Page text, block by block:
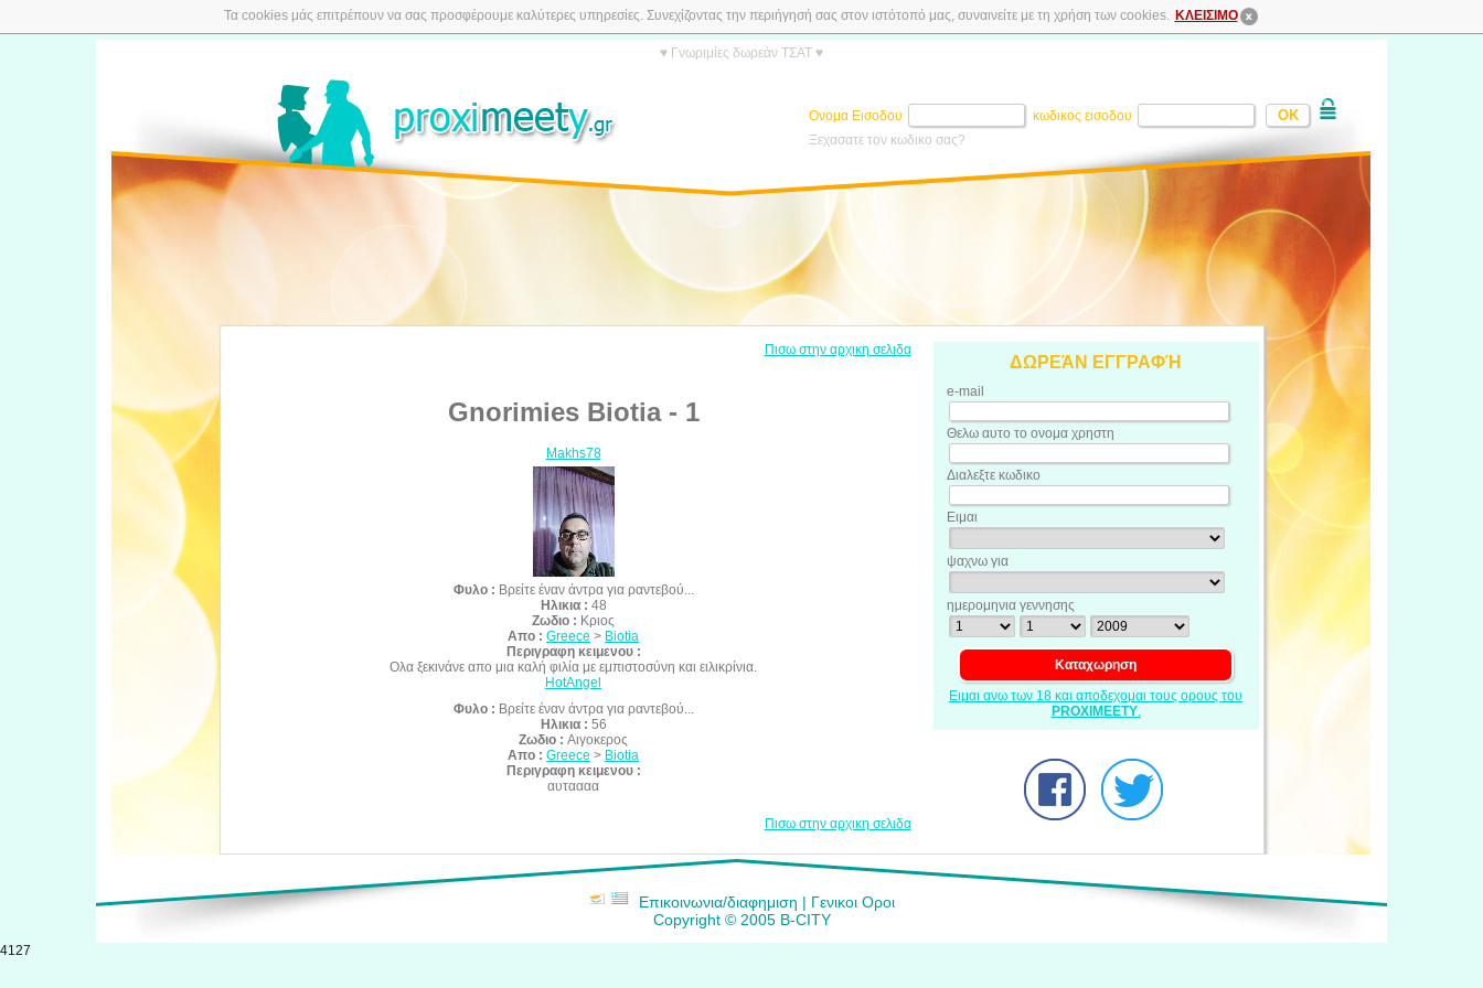
Τα cookies μάς επιτρέπουν να σας προσφέρουμε καλύτερες υπηρεσίες. Συνεχίζοντας την περιήγησή σας στον ιστότοπό μας, συναινείτε με τη χρήση των cookies. ΚΛΕΙΣΙΜΟ
♥ Γνωριμίες δωρεάν ΤΣΑΤ ♥
Ονομα Εισοδου
κωδικος εισοδου
Ξεχασατε τον κωδικο σας?
Πισω στην αρχικη σελιδα
Gnorimies Biotia - 1
Makhs78
Φυλο : Βρείτε έναν άντρα για ραντεβού...
Ηλικια : 48
Ζωδιο : Κριος
Απο : Greece > Biotia
Περιγραφη κειμενου :
Ολα ξεκινάνε απο μια καλή φιλία με εμπιστοσύνη και ειλικρίνια.
HotAngel
Φυλο : Βρείτε έναν άντρα για ραντεβού...
Ηλικια : 56
Ζωδιο : Αιγοκερος
Απο : Greece > Biotia
Περιγραφη κειμενου :
αυταααα
Πισω στην αρχικη σελιδα
ΔΩΡΕΆΝ ΕΓΓΡΑΦΉ
e-mail
Θελω αυτο το ονομα χρηστη
Διαλεξτε κωδικο
Ειμαι
ψαχνω για
ημερομηνια γεννησης
Ειμαι ανω των 18 και αποδεχομαι τους ορους του
PROXIMEETY.
Επικοινωνια/διαφημιση | Γενικοι Οροι
Copyright © 2005 B-CITY
4127